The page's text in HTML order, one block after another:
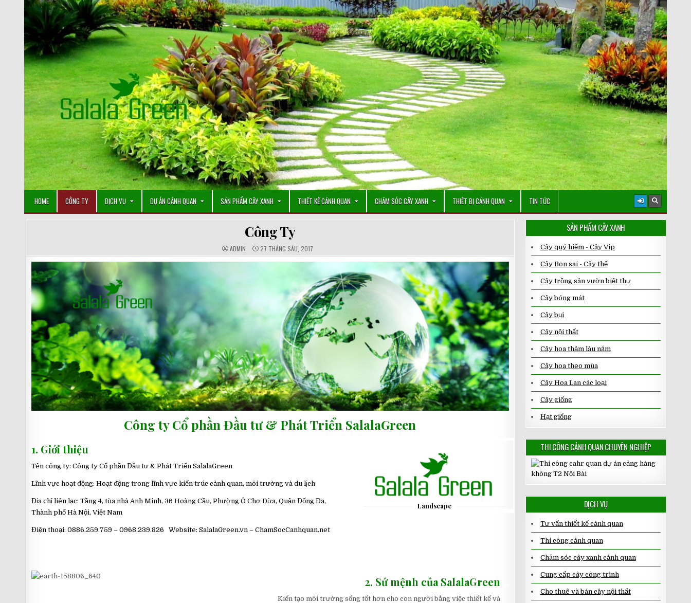
HOME CÔNG TY DỊCH VỤ DỰ ÁN CẢNH QUAN SẢN PHẨM CÂY XANH THIẾT KẾ CẢNH QUAN CHĂM SÓC CÂY XANH THIẾT BỊ CẢNH QUAN TIN TỨC
Công Ty
ADMIN 27 THÁNG SÁU, 2017
Công ty Cổ phần Đầu tư & Phát Triển SalalaGreen
1. Giới thiệu
Tên công ty: Công ty Cổ phần Đầu tư & Phát Triển SalalaGreen
Lĩnh vực hoạt động: Hoạt động trong lĩnh vực kiến trúc cảnh quan, môi trường và du lịch
Địa chỉ liên lạc: Tầng 4, tòa nhà Anh Minh, 36 Hoàng Cầu, Phường Ô Chợ Dừa, Quận Đống Đa,
Thành phố Hà Nội, Việt Nam
Điện thoại: 0886.259.759 – 0968.239.826 Website: SalalaGreen.vn – ChamSocCanhquan.net
Landscape
2. Sứ mệnh của SalalaGreen
Kiến tạo môi trường sống tốt hơn cho con người bằng việc thiết kế và
SẢN PHẨM CÂY XANH
Cây quý hiếm - Cây Vip
Cây Bon sai - Cây thế
Cây trồng sân vườn biệt thự
Cây bóng mát
Cây bụi
Cây nội thất
Cây hoa thảm lâu năm
Cây hoa theo mùa
Cây Hoa Lan các loại
Cây giống
Hạt giống
THI CÔNG CẢNH QUAN CHUYÊN NGHIỆP
DỊCH VỤ
Tư vấn thiết kế cảnh quan
Thi công cảnh quan
Chăm sóc cây xanh cảnh quan
Cung cấp cây công trình
Cho thuê và bán cây nội thất